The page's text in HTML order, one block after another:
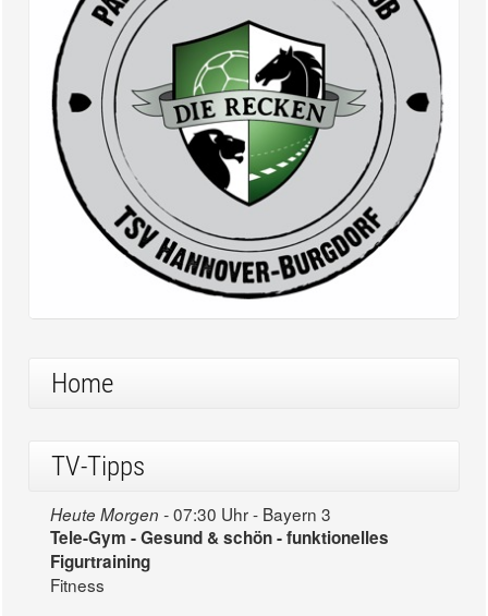
Home
TV-Tipps
Heute Morgen -07:30 Uhr - Bayern 3
Tele-Gym - Gesund & schön - funktionelles
Figurtraining
Fitness